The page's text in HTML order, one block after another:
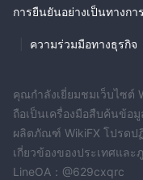
เน้นการซื้อขายในตลาด
สามารถเก็บได้จากอินเทอ
ดังนั้น ถึงแม้จะไม่มีหลักฐา
คุณยังควรกำจัดโบรกเกอร์
และเป็นที่ยอมรับสำหรับป
การยืนยันอย่างเป็นทางการ
ความร่วมมือทางธุรกิจ
คุณกำลังเยี่ยมชมเว็บไซต์
ถือเป็นเครื่องมือสืบค้นข้อ
ผลิตภัณฑ์ WikiFX โปรดป
เกี่ยวข้องของประเทศแล
LineOA：@629cxqrc